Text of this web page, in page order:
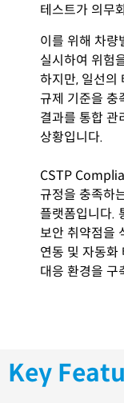
테스트가 의무
이를 위해 차량
실시하여 위험
하지만, 일선의
규제 기준을 충
결과를 통합 관
상황입니다.
CSTP
규정을 충족하
플랫폼입니다.
보안 취약점을
연동 및 자동화
대응 환경을 구
Key